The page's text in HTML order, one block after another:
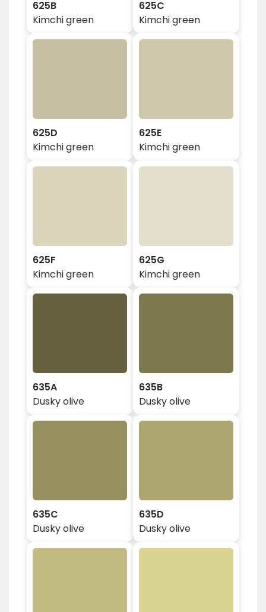
625B
Kimchi green
625C
Kimchi green
625D
Kimchi green
625E
Kimchi green
625F
Kimchi green
625G
Kimchi green
635A
Dusky olive
635B
Dusky olive
635C
Dusky olive
635D
Dusky olive